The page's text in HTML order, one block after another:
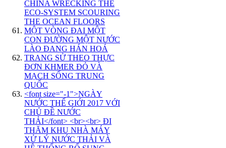
CHINA WRECKING THE
ECO-SYSTEM SCOURING
THE OCEAN FLOORS
MỘT VÒNG ĐAI MỘT
CON ĐƯỜNG MỘT NƯỚC
LÀO ĐANG HÁN HOÁ
TRANG SỬ THEO THỰC
ĐƠN KHMER ĐỎ VÀ
MẠCH SỐNG TRUNG
QUỐC
<font size="-1">NGÀY
NƯỚC THẾ GIỚI 2017 VỚI
CHỦ ĐỀ NƯỚC
THẢI</font> <br><br> ĐI
THĂM KHU NHÀ MÁY
XỬ LÝ NƯỚC THẢI VÀ